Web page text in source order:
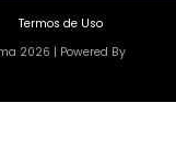
Termos de Uso
2026 | Powered By